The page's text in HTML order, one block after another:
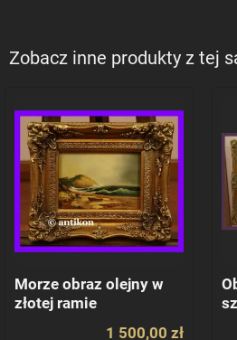
Zobacz inne produkty z tej
Morze obraz olejny w
złotej ramie
1 500,00 zł